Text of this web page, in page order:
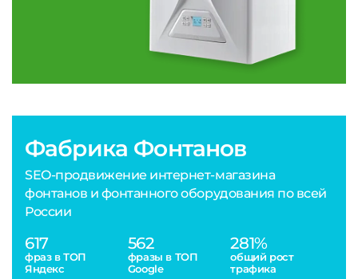
Фабрика Фонтанов
SEO-продвижение интернет-магазина
фонтанов и фонтанного оборудования по всей
России
617
фраз в ТОП
Яндекс
562
фразы в ТОП
Google
281%
общий рост
трафика